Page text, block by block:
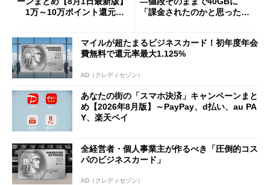
1万～10万ポイント還元の
「課金されたのかと思った」
マイルが超たまるビジネスカード！初年度年会
費無料で還元率最大1.125%
AD（クレディセゾン）
あなたの街の「スマホ決済」キャンペーンまと
め【2026年8月版】～PayPay、d払い、au PA
Y、楽天ペイ
全経営者・個人事業主が作るべき「圧倒的コス
パのビジネスカード」
AD（クレディセゾン）